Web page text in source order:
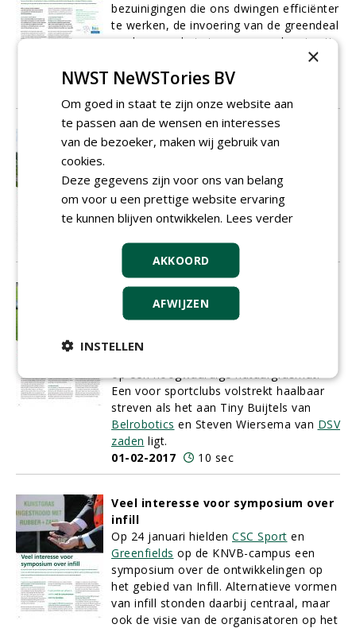
bezuinigingen die ons dwingen efficiënter
te werken, de invoering van de greendeal
en daarmee het streven naar chemievrij
beheer én de ontwikkelingen rondom
GPS (sensoring) en precisiebeheer.
Hybride, maar toch ook níét
De term hybride roept al snel het beeld
net als de natuurgrassprieten boven de
grond uitsteken.
01-02-2017
5 sec
Nieuw concept brengt sportbeleving
terug naar de natuur
Het klinkt menige sportvereniging als
muziek in de oren: de garantie om
op een hoogwaardige natuurgrasmat.
Een voor sportclubs volstrekt haalbaar
streven als het aan Tiny Buijtels van
Belrobotics en Steven Wiersema van DSV
zaden ligt.
01-02-2017
10 sec
Veel interesse voor symposium over
infill
Op 24 januari hielden CSC Sport en
Greenfields op de KNVB-campus een
symposium over de ontwikkelingen op
het gebied van Infill. Alternatieve vormen
van infill stonden daarbij centraal, maar
ook de visie van de organisatoren op het
×
NWST NeWSTories BV
Om goed in staat te zijn onze website aan
te passen aan de wensen en interesses
van de bezoeker, maken wij gebruik van
cookies.
Deze gegevens zijn voor ons van belang
om voor u een prettige website ervaring
te kunnen blijven ontwikkelen. Lees verder
AKKOORD
AFWIJZEN
INSTELLEN